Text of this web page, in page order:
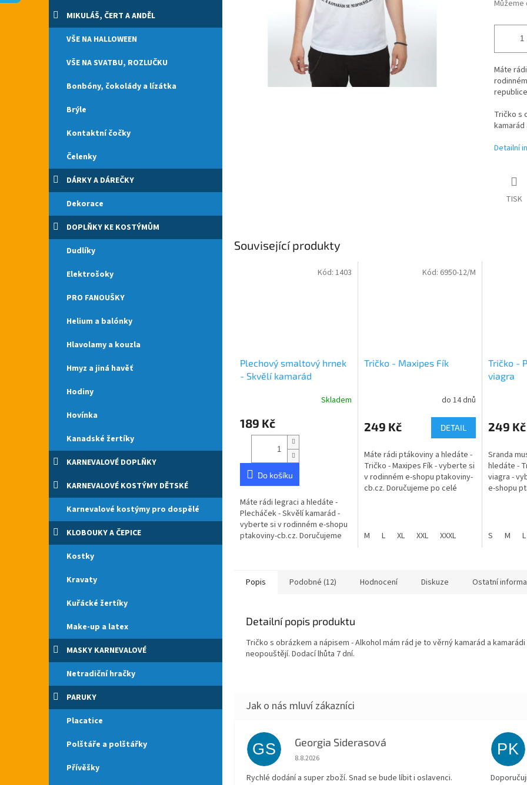
e
l
MIKULÁŠ, ČERT A ANDĚL
VŠE NA HALLOWEEN
VŠE NA SVATBU, ROZLUČKU
Bonbóny, čokolády a lízátka
Brýle
Kontaktní čočky
Čelenky
DÁRKY A DÁREČKY
Dekorace
DOPLŇKY KE KOSTÝMŮM
Dudlíky
Elektrošoky
PRO FANOUŠKY
Helium a balónky
Hlavolamy a kouzla
Hmyz a jiná havěť
Hodiny
Hovínka
Kanadské žertíky
KARNEVALOVÉ DOPLŇKY
KARNEVALOVÉ KOSTÝMY DĚTSKÉ
Karnevalové kostýmy pro dospělé
KLOBOUKY A ČEPICE
Kostky
Kravaty
Kuřácké žertíky
Make-up a latex
MASKY KARNEVALOVÉ
Netradiční hračky
PARUKY
Placatice
Polštáře a polštářky
Přívěšky
Můžeme
Máte
Tričko s
kamarád
Detailní
TISK
Související produkty
Plechový smaltový hrnek
- Skvělí kamarád
produktu
hvězdiček.
Skladem
189 Kč
Do košíku
Máte rádi legraci a hledáte -
Plecháček - Skvělí kamarád -
vyberte si v rodinném e-shopu
ptakoviny-cb.cz. Doručujeme
Kód: 1403
Tričko - Maxipes Fík
do 14 dnů
249 Kč DETAIL
Máte rádi ptákoviny a hledáte -
Tričko - Maxipes Fík - vyberte si
v rodinném e-shopu ptakoviny-
cb.cz. Doručujeme po celé
M
L XL XXL XXXL
Kód: 6950-12/M
Tričko -
viagra
249 Kč
Sranda
hledáte -
viagra -
e-shopu
S
M L
Popis Podobné (12) Hodnocení Diskuze Ostatní
Detailní popis produktu
Tričko s obrázkem a nápisem - Alkohol mám rád je to věrný kamarád a kamarádi
neopouštějí. Dodací lhůta 7 dní.
GS Georgia Siderasová
Hodnocení obchodu je 5 z 5 hvězdiček.
8.8.2026
Rychlé dodání a super zboží. Snad se bude líbit i oslavenci.
PK